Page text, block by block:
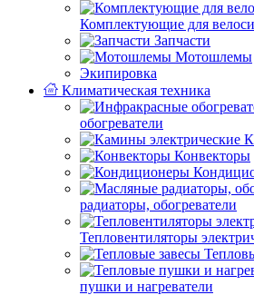
Комплектующие для
Запчасти
Мотошлемы
Экипировка
Климатическая техника
обогреватели
Конвекторы
радиаторы, обогреватели
Тепловентиляторы
пушки и нагреватели